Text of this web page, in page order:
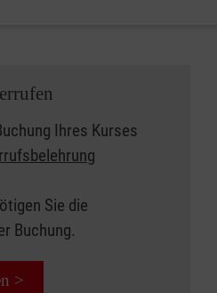
Ihres Kurses
Sie die
Buchung.
>